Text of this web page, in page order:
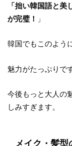
「拙い韓国語と
が完璧！
」
韓国でもこのよう
魅力がたっぷりで
今後もっと大人の
しみすぎます。
メイク・髪型